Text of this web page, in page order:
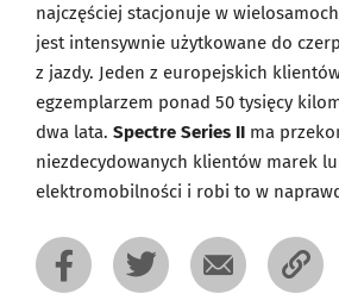
najczęściej stacjonuje w
jest intensywnie użytkowane do
z jazdy. Jeden z europejskich
egzemplarzem ponad 50 tysięcy
dwa lata. Spectre Series II ma
niezdecydowanych klientów marek
elektromobilności i robi to w